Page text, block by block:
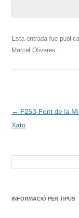
Esta entrada fue
Marcel Oliveres.
Navegación
de
← F253-Font de la
Xato
INFORMACIÓ PER TIPUS